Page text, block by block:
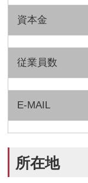
資本金
従業員数
E-MAIL
所在地